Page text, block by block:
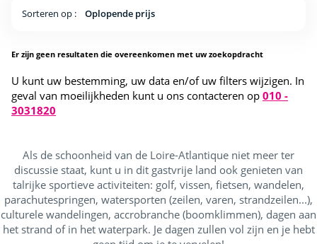
Sorteren op : Oplopende prijs
Er zijn geen resultaten die overeenkomen met uw zoekopdracht
U kunt uw bestemming, uw data en/of uw filters wijzigen. In
geval van moeilijkheden kunt u ons contacteren op 010 -
3031820
Als de schoonheid van de Loire-Atlantique niet meer ter
discussie staat, kunt u in dit gastvrije land ook genieten van
talrijke sportieve activiteiten: golf, vissen, fietsen, wandelen,
parachutespringen, watersporten (zeilen, varen, strandzeilen...),
culturele wandelingen, accrobranche (boomklimmen), dagen aan
het strand of in het waterpark. Je dagen zullen vol zijn en je hebt